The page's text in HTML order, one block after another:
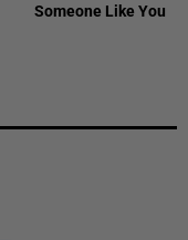
Someone Like You